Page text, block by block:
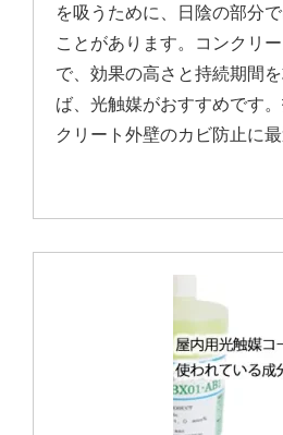
を吸うために、日陰の部分
ことがあります。コンクリ
で、効果の高さと持続期間
ば、光触媒がおすすめです
クリート外壁のカビ防止に